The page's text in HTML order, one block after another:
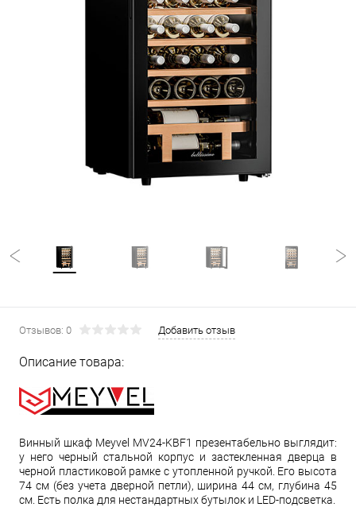
Отзывов: 0 Добавить отзыв
Описание товара:
Винный шкаф Meyvel MV24-KBF1 презентабельно выглядит:
у него черный стальной корпус и застекленная дверца в
черной пластиковой рамке с утопленной ручкой. Его высота
74 см (без учета дверной петли), ширина 44 см, глубина 45
см. Есть полка для нестандартных бутылок и LED-подсветка.